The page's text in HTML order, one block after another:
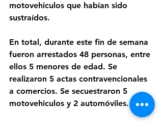
motovehiculos que habían sido
sustraídos.
En total, durante este fin de semana
fueron arrestados 48 personas, entre
ellos 5 menores de edad. Se
realizaron 5 actas contravencionales
a comercios. Se secuestraron 5
motovehiculos y 2 automóviles.